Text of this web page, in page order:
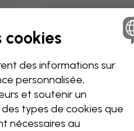
Livraison et retours
cookies
des informations sur
personnalisée,
et soutenir un
types de cookies que
nécessaires au